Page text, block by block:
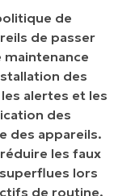
de
de passer
des
alertes et les
des
des appareils.
les faux
lors
de routine.